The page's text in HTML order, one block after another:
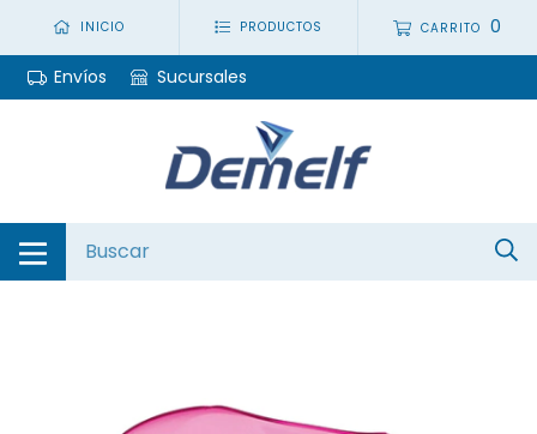
INICIO PRODUCTOS CARRITO 0
Envíos Sucursales